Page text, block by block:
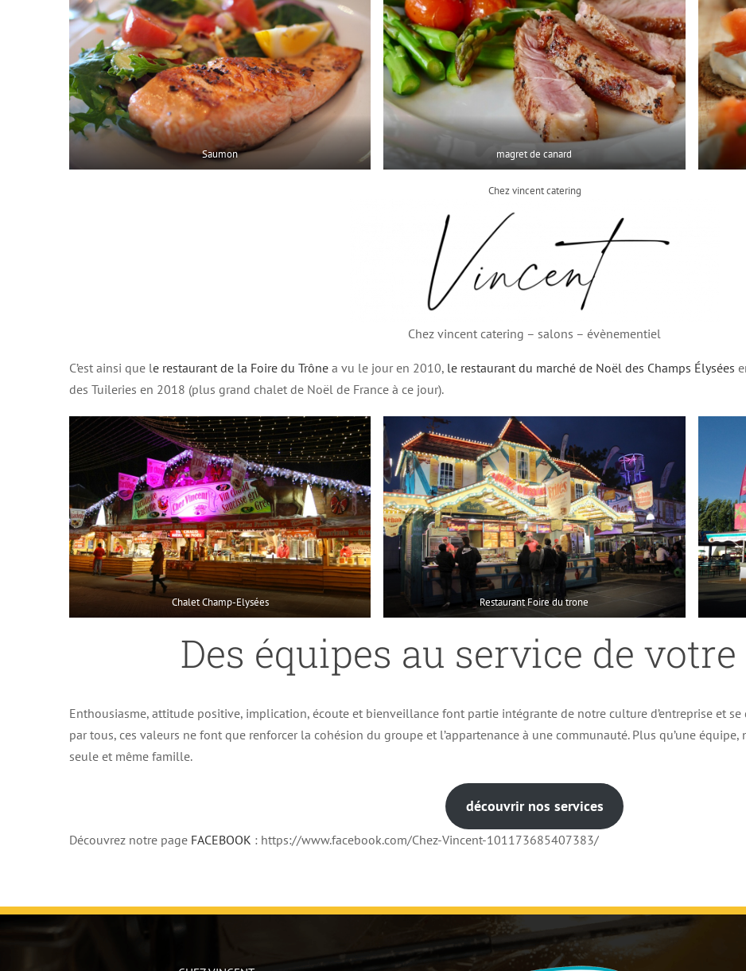
Saumon magret de canard
Chez vincent catering
Chez vincent catering – salons – évènementiel
C’est ainsi que le restaurant de la Foire du Trône a vu le jour en 2010, le restaurant du marché de Noël des Champs Élysées
des Tuileries en 2018 (plus grand chalet de Noël de France à ce jour).
Chalet Champ-Elysées Restaurant Foire du trone
Des équipes au service de
Enthousiasme, attitude positive, implication, écoute et bienveillance font partie intégrante de notre culture d’entreprise et se
par tous, ces valeurs ne font que renforcer la cohésion du groupe et l’appartenance à une communauté. Plus qu’une
seule et même famille.
découvrir nos services
Découvrez notre page FACEBOOK : https://www.facebook.com/Chez-Vincent-101173685407383/